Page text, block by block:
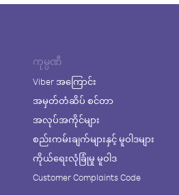
ကုမ္ပဏီ
Viber အကြောင်း
အမှတ်တံဆိပ် စင်တာ
အလုပ်အကိုင်များ
စည်းကမ်းချက်များနှင့် မူဝါဒများ
ကိုယ်ရေးလုံခြုံမှု မူဝါဒ
Customer Complaints Code